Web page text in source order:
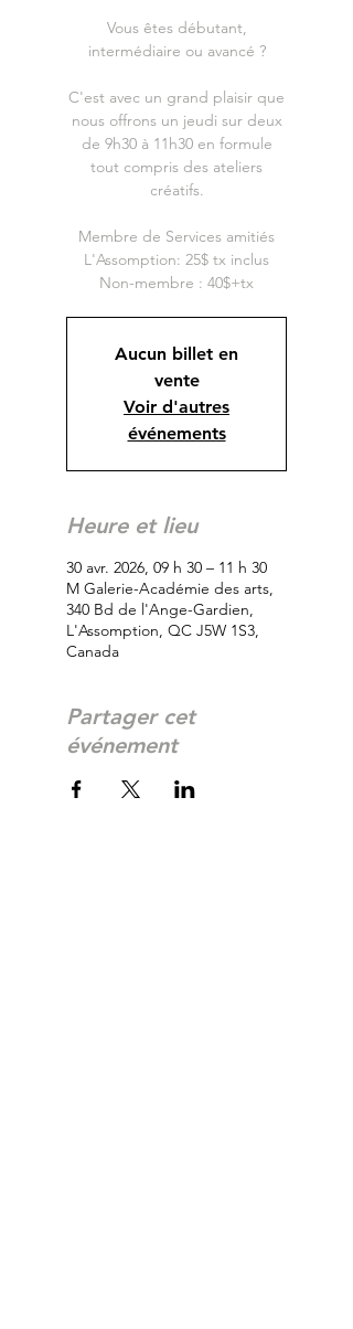
Vous êtes débutant,
intermédiaire ou avancé ?
C'est avec un grand plaisir que
nous offrons un jeudi sur deux
de 9h30 à 11h30 en formule
tout compris des ateliers
créatifs.
Membre de Services amitiés
L'Assomption: 25$ tx inclus
Non-membre : 40$+tx
Aucun billet en
vente
Voir d'autres
événements
Heure et lieu
30 avr. 2026, 09 h 30 – 11 h 30
M Galerie-Académie des arts,
340 Bd de l'Ange-Gardien,
L'Assomption, QC J5W 1S3,
Canada
Partager cet
événement